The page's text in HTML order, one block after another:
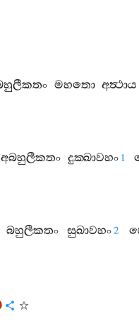
මහතො අත්‍ථාය
අබහුලීකතං දුක‍්ඛාවහං 1
බහුලීකතං සුඛාවහං 2